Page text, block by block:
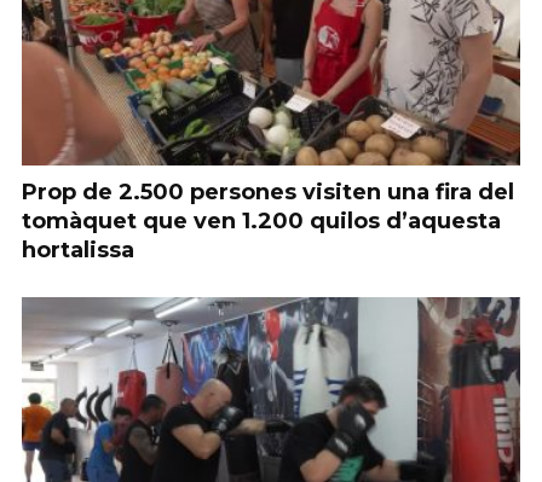
Prop de 2.500 persones visiten una fira del
tomàquet que ven 1.200 quilos d’aquesta
hortalissa